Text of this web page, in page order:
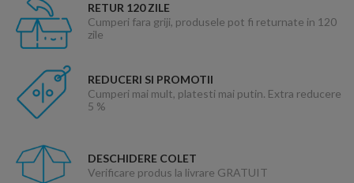
RETUR 120 ZILE
Cumperi fara griji, produsele pot fi returnate in 120
zile
REDUCERI SI PROMOTII
Cumperi mai mult, platesti mai putin. Extra reducere
5 %
DESCHIDERE COLET
Verificare produs la livrare GRATUIT